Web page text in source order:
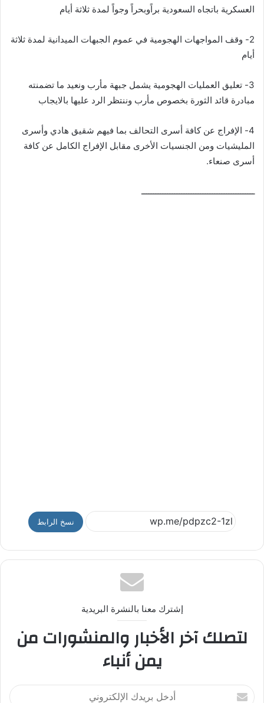
العسكرية باتجاه السعودية براًوبحراً وجواً لمدة ثلاثة أيام
2- وقف المواجهات الهجومية في عموم الجبهات الميدانية لمدة ثلاثة
أيام
3- تعليق العمليات الهجومية يشمل جبهة مأرب ونعيد ما تضمنته
مبادرة قائد الثورة بخصوص مأرب وننتظر الرد عليها بالايجاب
4- الإفراج عن كافة أسرى التحالف بما فيهم شقيق هادي وأسرى
المليشيات ومن الجنسيات الأخرى مقابل الإفراج الكامل عن كافة
أسرى صنعاء.
ــــــــــــــــــــــــــــــــــــــــــــــــ
نسخ الرابط
إشترك معنا بالنشرة البريدية
لتصلك آخر الأخبار والمنشورات من
يمن أنباء
أ